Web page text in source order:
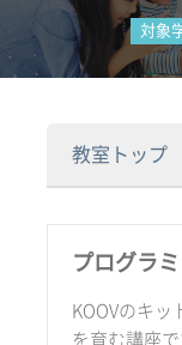
対象
教室トップ
プログラ
KOOVのキッ
を育む講座